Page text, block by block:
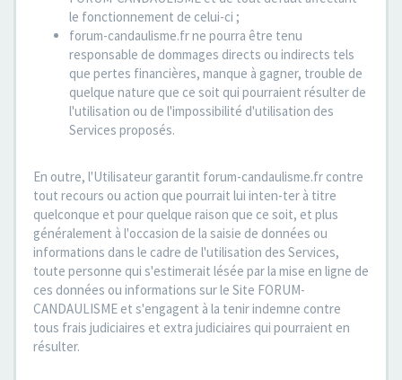
le fonctionnement de celui-ci ;
forum-candaulisme.fr ne pourra être tenu
responsable de dommages directs ou indirects tels
que pertes financières, manque à gagner, trouble de
quelque nature que ce soit qui pourraient résulter de
l'utilisation ou de l'impossibilité d'utilisation des
Services proposés.
En outre, l'Utilisateur garantit forum-candaulisme.fr contre
tout recours ou action que pourrait lui inten-ter à titre
quelconque et pour quelque raison que ce soit, et plus
généralement à l'occasion de la saisie de données ou
informations dans le cadre de l'utilisation des Services,
toute personne qui s'estimerait lésée par la mise en ligne de
ces données ou informations sur le Site FORUM-
CANDAULISME et s'engagent à la tenir indemne contre
tous frais judiciaires et extra judiciaires qui pourraient en
résulter.